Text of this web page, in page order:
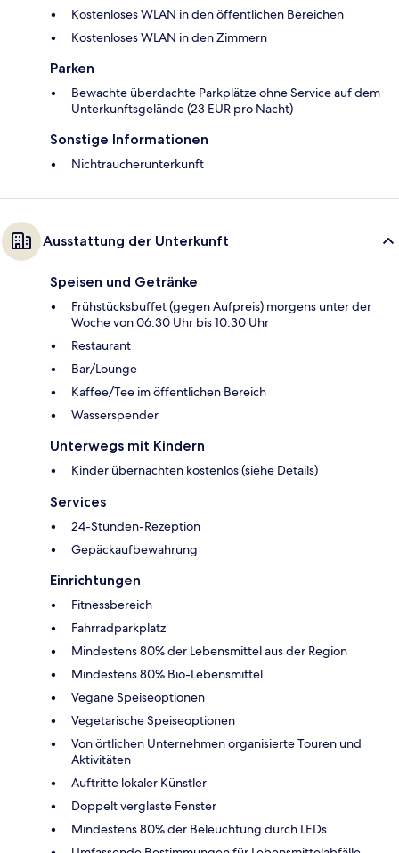
Kostenloses WLAN in den öffentlichen Bereichen
Kostenloses WLAN in den Zimmern
Parken
Bewachte überdachte Parkplätze ohne Service auf dem
Unterkunftsgelände (23 EUR pro Nacht)
Sonstige Informationen
Nichtraucherunterkunft
Ausstattung der Unterkunft
Speisen und Getränke
Frühstücksbuffet (gegen Aufpreis) morgens unter der
Woche von 06:30 Uhr bis 10:30 Uhr
Restaurant
Bar/Lounge
Kaffee/Tee im öffentlichen Bereich
Wasserspender
Unterwegs mit Kindern
Kinder übernachten kostenlos (siehe Details)
Services
24-Stunden-Rezeption
Gepäckaufbewahrung
Einrichtungen
Fitnessbereich
Fahrradparkplatz
Mindestens 80% der Lebensmittel aus der Region
Mindestens 80% Bio-Lebensmittel
Vegane Speiseoptionen
Vegetarische Speiseoptionen
Von örtlichen Unternehmen organisierte Touren und
Aktivitäten
Auftritte lokaler Künstler
Doppelt verglaste Fenster
Mindestens 80% der Beleuchtung durch LEDs